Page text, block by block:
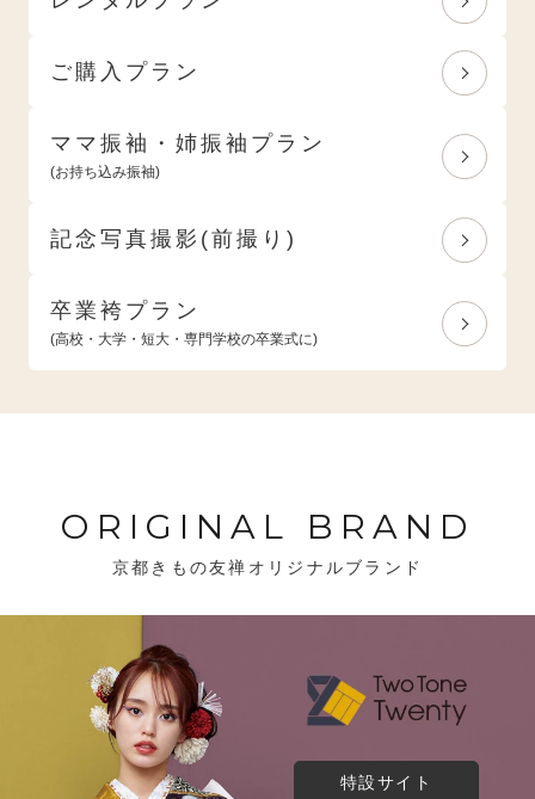
ご購入プラン
ママ振袖・姉振袖プラン
(お持ち込み振袖)
記念写真撮影(前撮り)
卒業袴プラン
(高校・大学・短大・専門学校の卒業式に)
ORIGINAL BRAND
京都きもの友禅オリジナルブランド
特設サイト